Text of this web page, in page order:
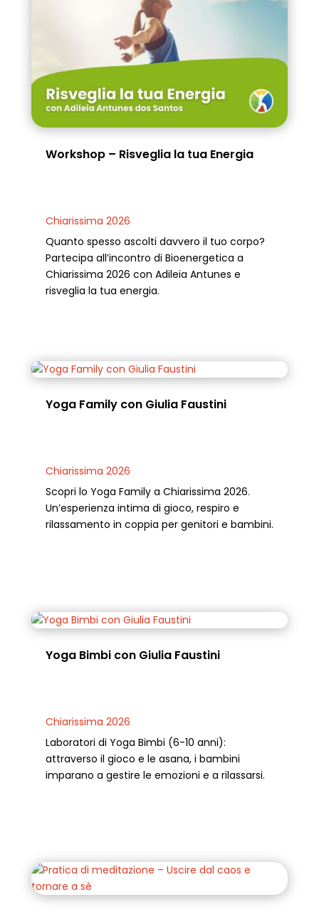
Workshop – Risveglia la tua Energia
Chiarissima 2026
Quanto spesso ascolti davvero il tuo corpo?
Partecipa all’incontro di Bioenergetica a
Chiarissima 2026 con Adileia Antunes e
risveglia la tua energia.
Yoga Family con Giulia Faustini
Chiarissima 2026
Scopri lo Yoga Family a Chiarissima 2026.
Un’esperienza intima di gioco, respiro e
rilassamento in coppia per genitori e bambini.
Yoga Bimbi con Giulia Faustini
Chiarissima 2026
Laboratori di Yoga Bimbi (6-10 anni):
attraverso il gioco e le asana, i bambini
imparano a gestire le emozioni e a rilassarsi.